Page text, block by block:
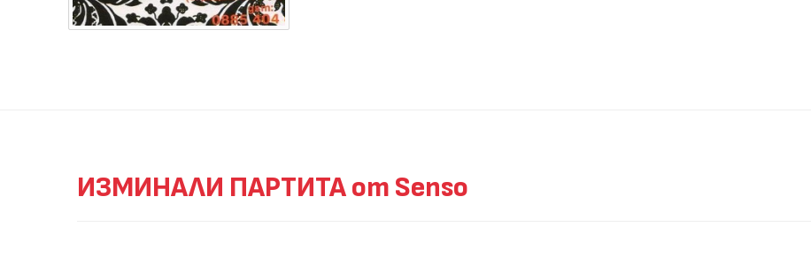
ИЗМИНАЛИ ПАРТИТА от Senso